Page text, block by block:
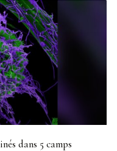
dans 5 camps